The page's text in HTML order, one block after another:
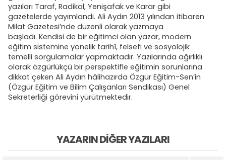
yazıları Taraf, Radikal, Yenişafak ve Karar gibi
gazetelerde yayımlandı. Ali Aydın 2013 yılından itibaren
Milat Gazetesi’nde düzenli olarak yazmaya
başladı. Kendisi de bir eğitimci olan yazar, modern
eğitim sistemine yönelik tarihî, felsefi ve sosyolojik
temelli sorgulamalar yapmaktadır. Yazılarında ağırlıklı
olarak özgürlükçü bir perspektifle eğitimin sorunlarına
dikkat çeken Ali Aydın hâlihazırda Özgür Eğitim-Sen’in
(Özgür Eğitim ve Bilim Çalışanları Sendikası) Genel
Sekreterliği görevini yürütmektedir.
YAZARIN DIĞER YAZILARI